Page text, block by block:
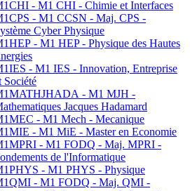
- M1 CHI - Chimie et Interfaces
- M1 CCSN - Maj. CPS -
Cyber Physique
- M1 HEP - Physique des Hautes
- M1 IES - Innovation, Entreprise
Société
- M1 MJH -
Jacques Hadamard
- M1 Mech - Mecanique
- M1 MiE - Master en Economie
- M1 FODQ - Maj. MPRI -
de l'Informatique
- M1 PHYS - Physique
- M1 FODQ - Maj. QMI -